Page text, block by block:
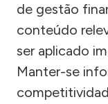
de gestão
conteúdo
ser aplicado
Manter-se